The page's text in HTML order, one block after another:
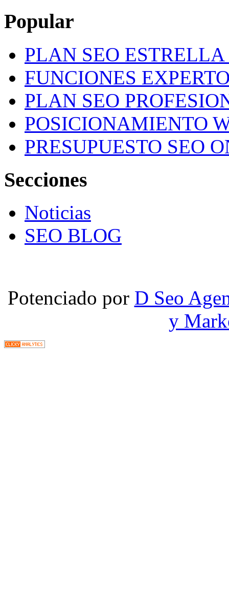
Popular
PLAN SEO
FUNCIONES
PLAN SEO
POSICIONAMIENTO
PRESUPUESTO SEO
Secciones
Noticias
SEO BLOG
Potenciado por D Seo
y